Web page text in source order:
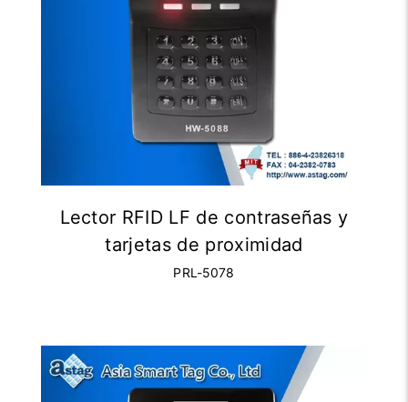
Lector RFID LF de contraseñas y
tarjetas de proximidad
PRL-5078